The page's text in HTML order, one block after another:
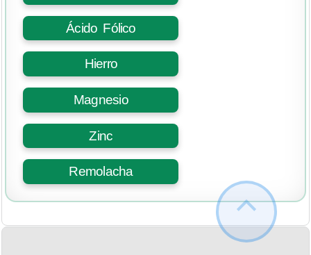
Ácido Fólico
Hierro
Magnesio
Zinc
Remolacha